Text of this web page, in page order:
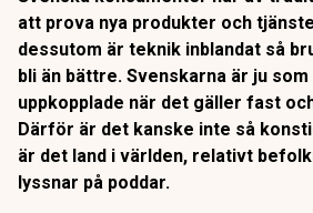
att prova nya produkter och
dessutom är teknik inblandat så
bli än bättre. Svenskarna är ju
uppkopplade när det gäller fast
Därför är det kanske inte så
är det land i världen, relativt
lyssnar på poddar.